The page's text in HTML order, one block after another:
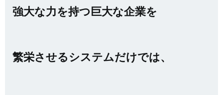
強大な力を持つ巨大な企業を
繁栄させるシステムだけでは、